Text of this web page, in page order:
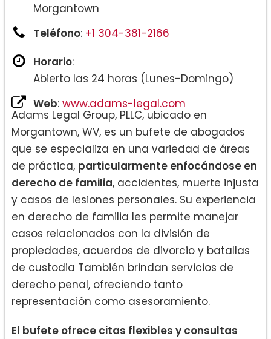
Morgantown
Teléfono: +1 304-381-2166
Horario:
Abierto las 24 horas (Lunes-Domingo)
Web: www.adams-legal.com
Adams Legal Group, PLLC, ubicado en
Morgantown, WV, es un bufete de abogados
que se especializa en una variedad de áreas
de práctica, particularmente enfocándose en
derecho de familia, accidentes, muerte injusta
y casos de lesiones personales. Su experiencia
en derecho de familia les permite manejar
casos relacionados con la división de
propiedades, acuerdos de divorcio y batallas
de custodia También brindan servicios de
derecho penal, ofreciendo tanto
representación como asesoramiento.
El bufete ofrece citas flexibles y consultas